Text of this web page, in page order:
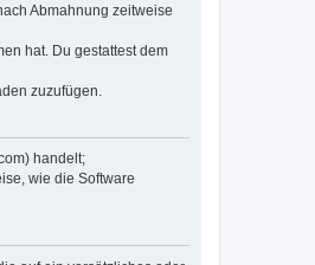
Abmahnung zeitweise
hat. Du gestattest dem
zuzufügen.
handelt;
wie die Software